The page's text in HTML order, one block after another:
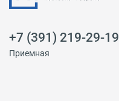
+7 (391) 219-29-19
Приемная